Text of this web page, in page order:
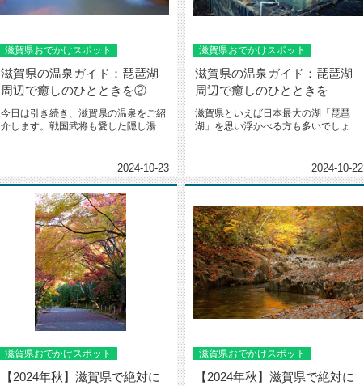
滋賀県おでかけスポット
滋賀県の温泉ガイド：琵琶湖
周辺で癒しのひとときを②
今日は引き続き、滋賀県の温泉をご紹
介します。戦国武将も愛した隠し湯 場
2024-10-23
滋賀県おでかけスポット
滋賀県の温泉ガイド：琵琶湖
周辺で癒しのひとときを
滋賀県といえば日本最大の湖「琵琶
湖」を思い浮かべる方も多いでしょう
2024-10-22
滋賀県おでかけスポット
【2024年秋】滋賀県で絶対に
滋賀県おでかけスポット
【2024年秋】滋賀県で絶対に